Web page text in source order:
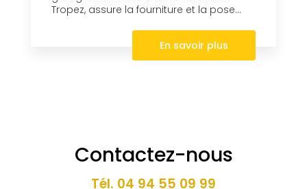
Tropez, assure la fourniture et la pose...
En savoir plus
Contactez-nous
Tél. 04 94 55 09 99